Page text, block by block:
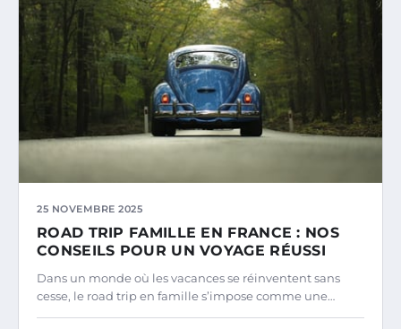
25 NOVEMBRE 2025
ROAD TRIP FAMILLE EN FRANCE : NOS
CONSEILS POUR UN VOYAGE RÉUSSI
Dans un monde où les vacances se réinventent sans
cesse, le road trip en famille s’impose comme une…